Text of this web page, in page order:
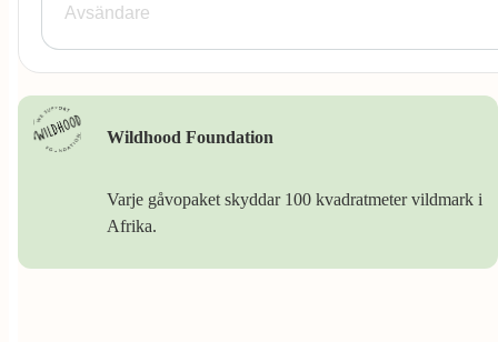
Wildhood Foundation
Varje gåvopaket skyddar 100 kvadratmeter vildmark i
Afrika.